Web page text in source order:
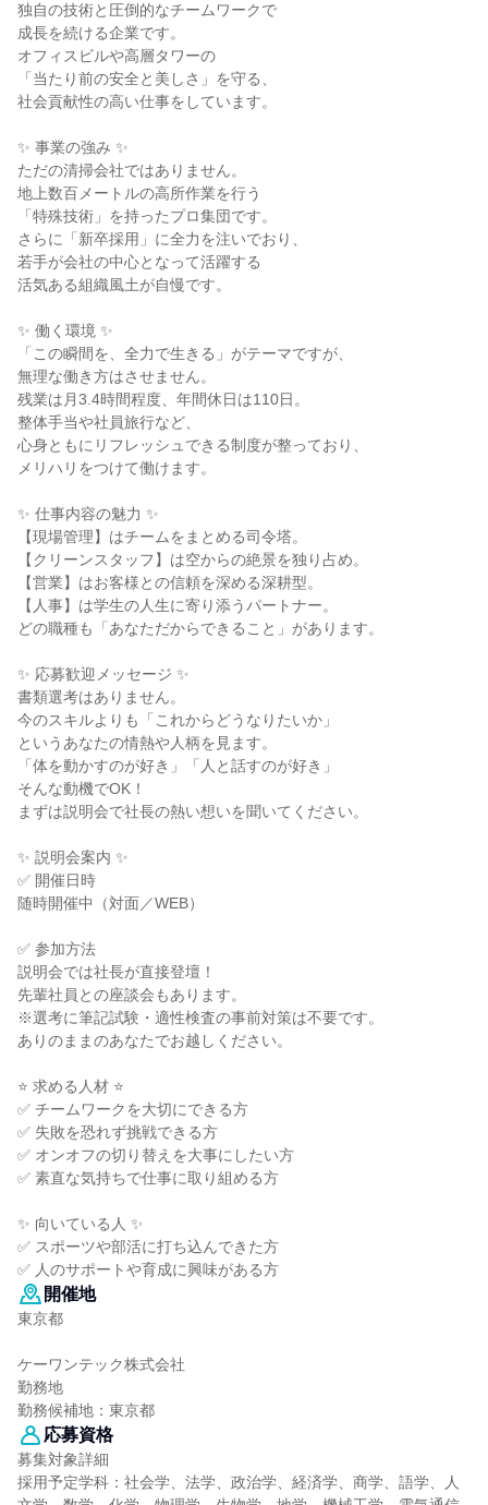
独自の技術と圧倒的なチームワークで
成長を続ける企業です。
オフィスビルや高層タワーの
「当たり前の安全と美しさ」を守る、
社会貢献性の高い仕事をしています。
✨ 事業の強み ✨
ただの清掃会社ではありません。
地上数百メートルの高所作業を行う
「特殊技術」を持ったプロ集団です。
さらに「新卒採用」に全力を注いでおり、
若手が会社の中心となって活躍する
活気ある組織風土が自慢です。
✨ 働く環境 ✨
「この瞬間を、全力で生きる」がテーマですが、
無理な働き方はさせません。
残業は月3.4時間程度、年間休日は110日。
整体手当や社員旅行など、
心身ともにリフレッシュできる制度が整っており、
メリハリをつけて働けます。
✨ 仕事内容の魅力 ✨
【現場管理】はチームをまとめる司令塔。
【クリーンスタッフ】は空からの絶景を独り占め。
【営業】はお客様との信頼を深める深耕型。
【人事】は学生の人生に寄り添うパートナー。
どの職種も「あなただからできること」があります。
✨ 応募歓迎メッセージ ✨
書類選考はありません。
今のスキルよりも「これからどうなりたいか」
というあなたの情熱や人柄を見ます。
「体を動かすのが好き」「人と話すのが好き」
そんな動機でOK！
まずは説明会で社長の熱い想いを聞いてください。
✨ 説明会案内 ✨
✅ 開催日時
随時開催中（対面／WEB）
✅ 参加方法
説明会では社長が直接登壇！
先輩社員との座談会もあります。
※選考に筆記試験・適性検査の事前対策は不要です。
ありのままのあなたでお越しください。
⭐ 求める人材 ⭐
✅ チームワークを大切にできる方
✅ 失敗を恐れず挑戦できる方
✅ オンオフの切り替えを大事にしたい方
✅ 素直な気持ちで仕事に取り組める方
✨ 向いている人 ✨
✅ スポーツや部活に打ち込んできた方
✅ 人のサポートや育成に興味がある方
開催地
東京都
ケーワンテック株式会社
勤務地
勤務候補地：東京都
応募資格
募集対象詳細
採用予定学科：社会学、法学、政治学、経済学、商学、語学、人